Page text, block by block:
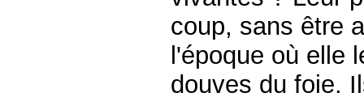
coup, sans être
l'époque où elle
douves du foie.